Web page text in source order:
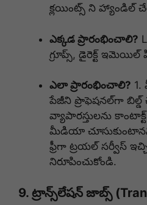
క్లయింట్స్ ని హ్యాండిల్
ఎక్కడ ప్రారంభించాలి?
గ్రూప్స్, డైరెక్ట్ ఇమెయిల్
ఎలా ప్రారంభించాలి?
పేజీని ప్రొఫెషనల్‌గా
వ్యాపారస్తులను
మీడియా
ఫ్రీగా ట్రయల్ సర్వీస్
నిరూపించుకోండి.
9. ట్రాన్స్‌లేషన్ జాబ్స్